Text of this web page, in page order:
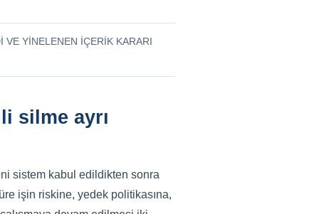
YINELENEN IÇERIK KARARI
silme ayrı
sistem kabul edildikten sonra
işin riskine, yedek politikasına,